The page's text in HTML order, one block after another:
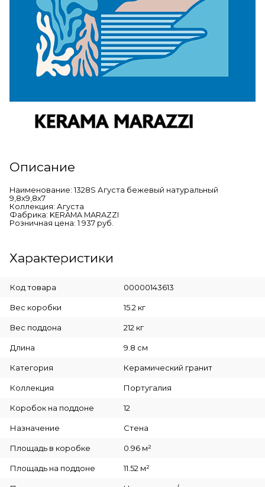
Описание
Наименование: 1328S Агуста бежевый натуральный
9,8x9,8x7
Коллекция: Агуста
Фабрика: KERAMA MARAZZI
Розничная цена: 1 937 руб.
Характеристики
Код товара 00000143613
Вес коробки 15.2 кг
Вес поддона 212 кг
Длина 9.8 см
Категория Керамический гранит
Коллекция Португалия
Коробок на поддоне 12
Назначение Стена
Площадь в коробке 0.96 м²
Площадь на поддоне 11.52 м²